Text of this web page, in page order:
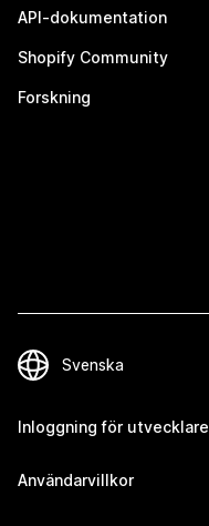
API-dokumentation
Shopify Community
Forskning
Inloggning för utvecklare
Användarvillkor